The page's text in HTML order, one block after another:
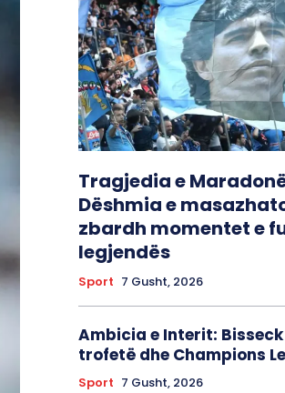
Tragjedia e
Dëshmia e
zbardh momentet e
legjendës
Sport 7 Gusht, 2026
Ambicia e Interit:
trofetë dhe Champions
Sport 7 Gusht, 2026